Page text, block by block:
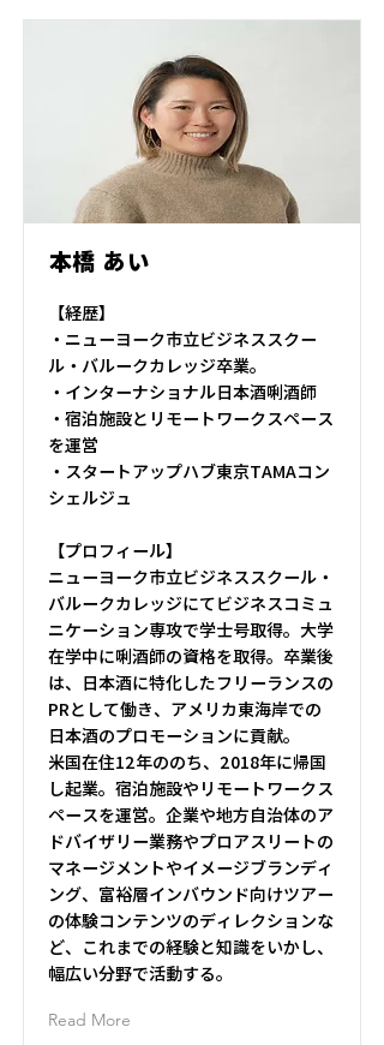
本橋 あい
【経歴】
・ニューヨーク市立ビジネススクー
ル・バルークカレッジ卒業。
・インターナショナル日本酒唎酒師
・宿泊施設とリモートワークスペース
を運営
・スタートアップハブ東京TAMAコン
シェルジュ
【プロフィール】
ニューヨーク市立ビジネススクール・
バルークカレッジにてビジネスコミュ
ニケーション専攻で学士号取得。大学
在学中に唎酒師の資格を取得。卒業後
は、日本酒に特化したフリーランスの
PRとして働き、アメリカ東海岸での
日本酒のプロモーションに貢献。
米国在住12年ののち、2018年に帰国
し起業。宿泊施設やリモートワークス
ペースを運営。企業や地方自治体のア
ドバイザリー業務やプロアスリートの
マネージメントやイメージブランディ
ング、富裕層インバウンド向けツアー
の体験コンテンツのディレクションな
ど、これまでの経験と知識をいかし、
幅広い分野で活動する。
Read More